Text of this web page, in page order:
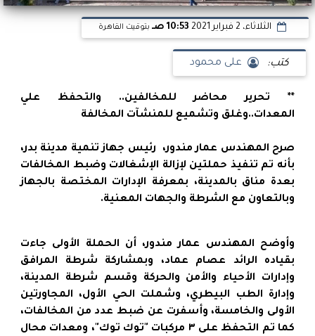
الثلاثاء، 2 فبراير 2021 10:53 صـ بتوقيت القاهرة
كتب: على محمود
** تحرير محاضر للمخالفين.. والتحفظ علي
المعدات..وغلق وتشميع للمنشآت المخالفة
صرح المهندس عمار مندور، رئيس جهاز تنمية مدينة بدر،
بأنه تم تنفيذ حملتين لإزالة الإشغالات وضبط المخالفات
بعدة مناق بالمدينة، بمعرفة الإدارات المختصة بالجهاز
وبالتعاون مع الشرطة والجهات المعنية.
وأوضح المهندس عمار مندور، أن الحملة الأولى جاءت
بقياده الرائد عصام عماد، وبمشاركة شرطة المرافق
وإدارات الأحياء والأمن والحركة وقسم شرطة المدينة،
وإدارة الطب البيطري، وشملت الحي الأول، المجاورتين
الأولى والخامسة، وأسفرت عن ضبط عدد من المخالفات،
كما تم التحفظ على ٣ مركبات "توك توك"، ومعدات محال